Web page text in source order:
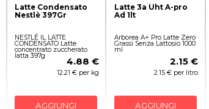
Latte Condensato
Nestlè 397Gr
NESTLÉ IL LATTE
CONDENSATO Latte
concentrato zuccherato
latta 397g
4.88 €
12.21 € per kg
AGGIUNGI
Latte 3a Uht A-pro
Ad 1lt
Arborea A+ Pro Latte Zero
Grassi Senza Lattosio 1000
ml
2.15 €
2.15 € per litro
AGGIUNGI